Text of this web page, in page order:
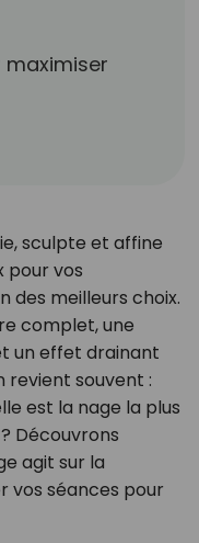
sculpte et affine
pour vos
des meilleurs choix.
complet, une
un effet drainant
revient souvent :
est la nage la plus
Découvrons
agit sur la
vos séances pour